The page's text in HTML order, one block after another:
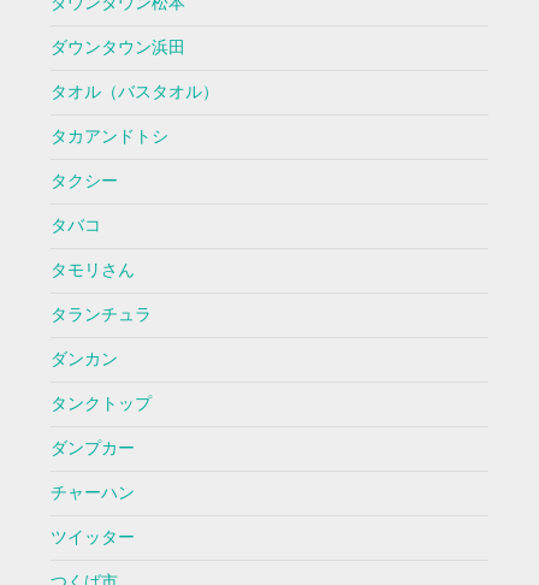
ダウンタウン浜田
タオル（バスタオル）
タカアンドトシ
タクシー
タバコ
タモリさん
タランチュラ
ダンカン
タンクトップ
ダンプカー
チャーハン
ツイッター